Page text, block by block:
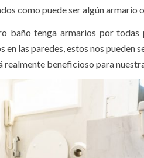
como puede ser algún armario
baño tenga armarios por
las paredes, estos nos pueden
realmente beneficioso para